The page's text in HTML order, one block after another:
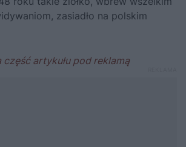
zasiadło na polskim